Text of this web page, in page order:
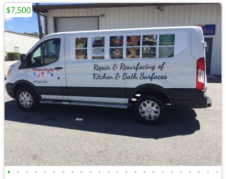
• • • • • • • • • • • • • • • • • • • • • • • •
$7,500